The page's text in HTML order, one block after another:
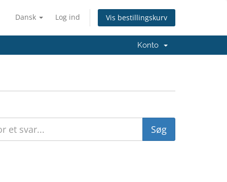
Dansk Log ind Vis bestillingskurv
Konto